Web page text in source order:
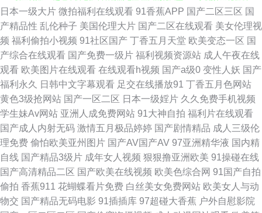
香蕉视频污黄 加勒比av123 91很很爱 97在线b'b www成人电影 jk啪啪内射
爱豆传媒AV 超碰午夜电影 日韩激情老湿 亚州乱轮天堂 91n小视频 豆花在线
精东黄色 玖玖av影院 男人女人做爱网站 日韩精品视频12 五月激情网站 综合
色图欧美 91沙发视频 成人91破解版 丁香伊人影院 丰满av 福利视频导航网
站 国产天天无日日 韩日欧美操操操 久草国产视频 久久五月亭 欧美波霸OL
欧美丝袜足交 日本激情自拍 日韩免费一级 色色的天堂 微拍福利一二区 午夜
无码影院 亚洲国产黄色精品 3级A毛片 99超碰草 青青草操逼视频 香蕉视频
日本一级大片 微拍福利在线观看 91香蕉APP 国产二区三区 国
产精品性 乱伦种子 美国伦理大片 国产二区在线观看 美女伦理视
频 福利偷拍小视频 91社区国产 丁香五月天堂 欧美变态一区 国
产综合在线观看 国产免费一级片 福利视频资源站 成人午夜在线
观看 欧美图片在线观看 在线观看h视频 国产a级0 变性人妖 国产
福利永久
日韩中文字幕观看 足交在线播放91 丁香五月色网站
黄色3级抢网站 国产一区二区 日本一级婬片 久久免费手机视频
学生妹Av网站 亚洲人成免费网站 91大神自拍 福利片在线观看
国产成人内射无码 激情五月极品婷婷 国产剧情精品 成人三级伦
理免费 偷怕欧美亚州图片 国产AV国产AV 97亚洲精华液 国内精
自线 国产精品3级片 成年女人视频 狠狠撸亚洲欧美 91操碰在线
国产高清精品二区 国产欧美在线视频 欧美色综合网 91国产自拍
偷拍 香蕉911 花蝴蝶看片免费 白丝美女免费网站 欧美女人与动
物交 国产精品无码电影 91插插库 97超碰大香蕉 户外自慰影院